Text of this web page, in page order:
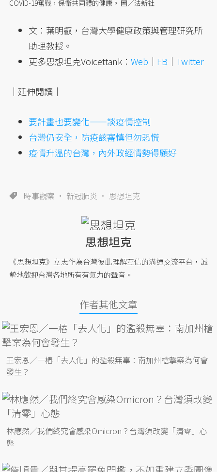
COVID-19奮戰，保衛共同體的健康。 圖／法新社
文：葉明叡，台灣大學健康政策與管理研究所
助理教授。
更多思想坦克Voicettank：Web ｜ FB ｜Twitter
｜延伸閱讀｜
要計畫也要變化——談疫情控制
台灣仍安全，防疫該審慎但勿恐慌
疫情升溫的台灣，內外政經情勢得顧好
時事觀察 新冠肺炎 思想坦克
思想坦克
《思想坦克》立志作為台灣彼此理解互信的溝通交流平台，誠
摯地歡迎台灣各地所有有氣力的聲音。
作者其他文章
王宏恩／一樁「去人化」的濫殺無辜：南加州槍擊案為何會
發生？
林應然／我們終究會感染Omicron？台灣須改變「清零」心
態